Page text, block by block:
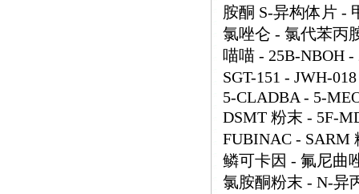
胺酮 S-异构体片 -
氯唑仑 - 氯代苯丙
喵喵 - 25B-NBOH
SGT-151 - JWH-
5-CLADBA - 5-
DSMT 粉末 - 5F-
FUBINAC - SARM
鳞可卡因 - 氟尼曲
氯胺酮粉末 - N-异